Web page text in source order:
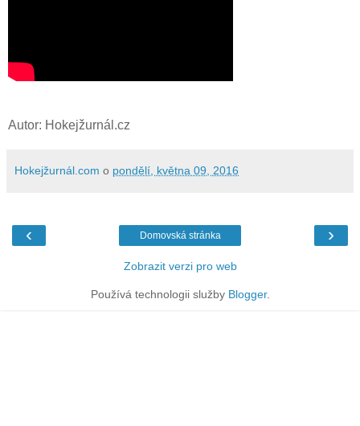
Autor: Hokejžurnál.cz
Hokejžurnál.com o pondělí, května 09, 2016
‹ ›
Domovská stránka
Zobrazit verzi pro web
Používá technologii služby Blogger.